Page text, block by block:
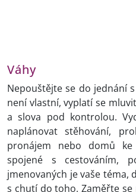
Váhy
Nepouštějte se do jednání
není vlastní, vyplatí se
a slova pod kontrolou.
naplánovat stěhování,
pronájem nebo domů
spojené s cestováním,
jmenovaných je vaše téma,
s chutí do toho. Zaměřte